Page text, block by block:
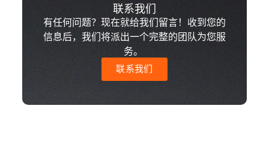
联系我们
有任何问题？现在就给我们留言！收到您的
信息后，我们将派出一个完整的团队为您服
务。
联系我们